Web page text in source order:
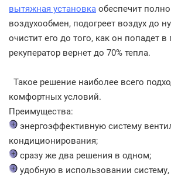
вытяжная установка обеспечит
воздухообмен, подогреет воздух до
очистит его до того, как он попадет
рекуператор вернет до 70% тепла.
Такое решение наиболее всего
комфортных условий.
Преимущества:
энергоэффективную систему
кондиционирования;
сразу же два решения в одном;
удобную в использовании